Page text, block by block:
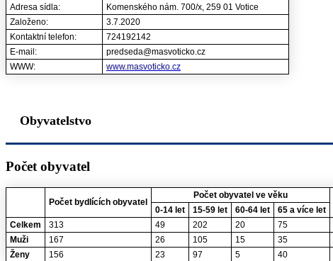
Adresa sídla:
Komenského nám. 700/x, 259 01 Votice
Založeno:
3.7.2020
Kontaktní telefon:
724192142
E-mail:
predseda@masvoticko.cz
WWW:
www.masvoticko.cz
Obyvatelstvo
Počet obyvatel
Počet bydlících obyvatel
Počet obyvatel ve věku
0-14 let 15-59 let 60-64 let
65 a více let
Celkem
313 49 202 20 75
Muži
167 26 105 15 35
Ženy
156 23 97 5 40